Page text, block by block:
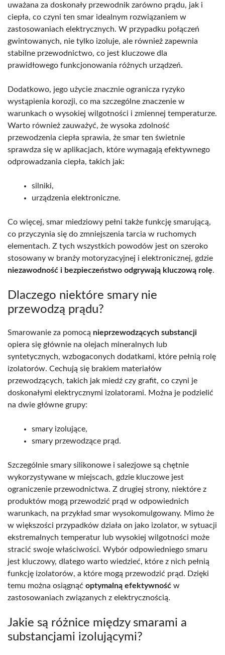
uważana za doskonały przewodnik zarówno prądu, jak i
ciepła, co czyni ten smar idealnym rozwiązaniem w
zastosowaniach elektrycznych. W przypadku połączeń
gwintowanych, nie tylko izoluje, ale również zapewnia
stabilne przewodnictwo, co jest kluczowe dla
prawidłowego funkcjonowania różnych urządzeń.
Dodatkowo, jego użycie znacznie ogranicza ryzyko
wystąpienia korozji, co ma szczególne znaczenie w
warunkach o wysokiej wilgotności i zmiennej temperaturze.
Warto również zauważyć, że wysoka zdolność
przewodzenia ciepła sprawia, że smar ten świetnie
sprawdza się w aplikacjach, które wymagają efektywnego
odprowadzania ciepła, takich jak:
silniki,
urządzenia elektroniczne.
Co więcej, smar miedziowy pełni także funkcję smarującą,
co przyczynia się do zmniejszenia tarcia w ruchomych
elementach. Z tych wszystkich powodów jest on szeroko
stosowany w branży motoryzacyjnej i elektronicznej, gdzie
niezawodność i bezpieczeństwo odgrywają kluczową rolę.
Dlaczego niektóre smary nie
przewodzą prądu?
Smarowanie za pomocą nieprzewodzących substancji
opiera się głównie na olejach mineralnych lub
syntetycznych, wzbogaconych dodatkami, które pełnią rolę
izolatorów. Cechują się brakiem materiałów
przewodzących, takich jak miedź czy grafit, co czyni je
doskonałymi elektrycznymi izolatorami. Można je podzielić
na dwie główne grupy:
smary izolujące,
smary przewodzące prąd.
Szczególnie smary silikonowe i salezjowe są chętnie
wykorzystywane w miejscach, gdzie kluczowe jest
ograniczenie przewodnictwa. Z drugiej strony, niektóre z
produktów mogą przewodzić prąd w odpowiednich
warunkach, na przykład smar wysokomulgowany. Mimo że
w większości przypadków działa on jako izolator, w sytuacji
ekstremalnych temperatur lub wysokiej wilgotności może
stracić swoje właściwości. Wybór odpowiedniego smaru
jest kluczowy, dlatego warto wiedzieć, które z nich pełnią
funkcję izolatorów, a które mogą przewodzić prąd. Dzięki
temu można osiągnąć optymalną efektywność w
zastosowaniach związanych z elektrycznością.
Jakie są różnice między smarami a
substancjami izolującymi?